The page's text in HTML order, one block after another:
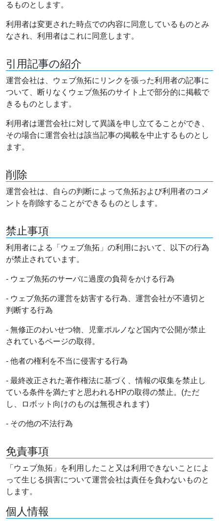
るものとします。
利用者は変更された時点での内容に同意しているものとみ
なされ、利用者はこれに同意します。
引用記事の紹介
運営会社は、ウェブ魚拓にリンクを張った利用者の記事に
ついて、断りなくウェブ魚拓のサイト上で部分的に掲載で
きるものとします。
利用者は運営会社に対して異議を申し立てることができ、
その場合に運営会社は該当記事の掲載を中止するものとし
ます。
削除
運営会社は、自らの判断によって魚拓および利用者のコメ
ントを削除することができるものとします。
禁止事項
利用者による「ウェブ魚拓」の利用において、以下の行為
が禁止されています。
- ウェブ魚拓のサーバに過度の負荷をかける行為
- ウェブ魚拓の運営を妨害する行為、運営会社が不適切と
判断する行為
- 無修正のわいせつ物、児童ポルノなど国内で公開が禁止
されているページの取得。
- 他者の権利を不当に侵害する行為
- 最終改正された著作権法に基づく、情報の収集を禁止し
ている条件を満たすと思われるHPの取得の禁止。(ただ
し、ロボット向けのものは無視されます)
- その他の不法行為
免責事項
「ウェブ魚拓」を利用したこと又は利用できないことによ
って生じる損害について運営会社は責任を負わないものと
します。
個人情報